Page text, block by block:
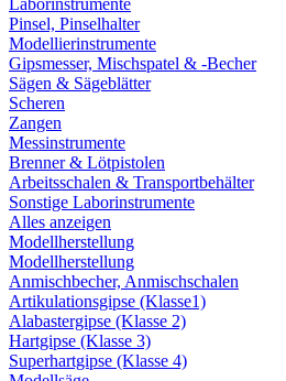
Laborinstrumente
Pinsel, Pinselhalter
Modellierinstrumente
Gipsmesser, Mischspatel & -Becher
Sägen & Sägeblätter
Scheren
Zangen
Messinstrumente
Brenner & Lötpistolen
Arbeitsschalen & Transportbehälter
Sonstige Laborinstrumente
Alles anzeigen
Modellherstellung
Modellherstellung
Anmischbecher, Anmischschalen
Artikulationsgipse (Klasse1)
Alabastergipse (Klasse 2)
Hartgipse (Klasse 3)
Superhartgipse (Klasse 4)